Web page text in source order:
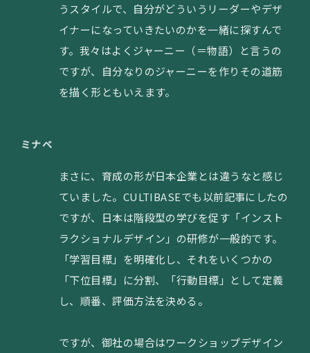
うスタイルで、自分がどういうリーダーやデザ
イナーになっていきたいのかを一緒に探すんで
す。我々はよくジャーニー（＝物語）と言うの
ですが、自分なりのジャーニーを作りその道筋
を描く形ともいえます。
ミナベ
まさに、育成の形が日本企業とは違うなと感じ
ていました。CULTIBASEでも以前記事にしたの
ですが、日本は階段型の学びを促す「インスト
ラクショナルデザイン」の研修が一般的です。
「学習目標」を明確化し、それをいくつかの
「下位目標」に分割、「行動目標」として定義
し、順番、評価方法を決める。
ですが、御社の場合はワークショップデザイン